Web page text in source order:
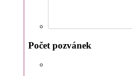
Počet pozvánek